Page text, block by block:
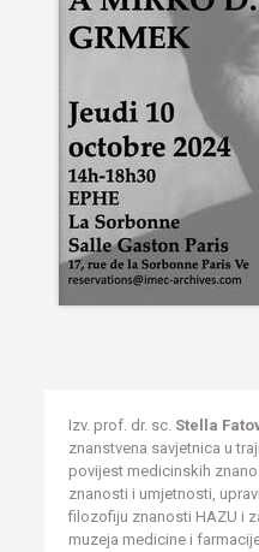
Izv. prof. dr. sc. Stella
znanstvena savjetnica u
povijest medicinskih
znanosti i umjetnosti,
filozofiju znanosti HAZU i
muzeja medicine i